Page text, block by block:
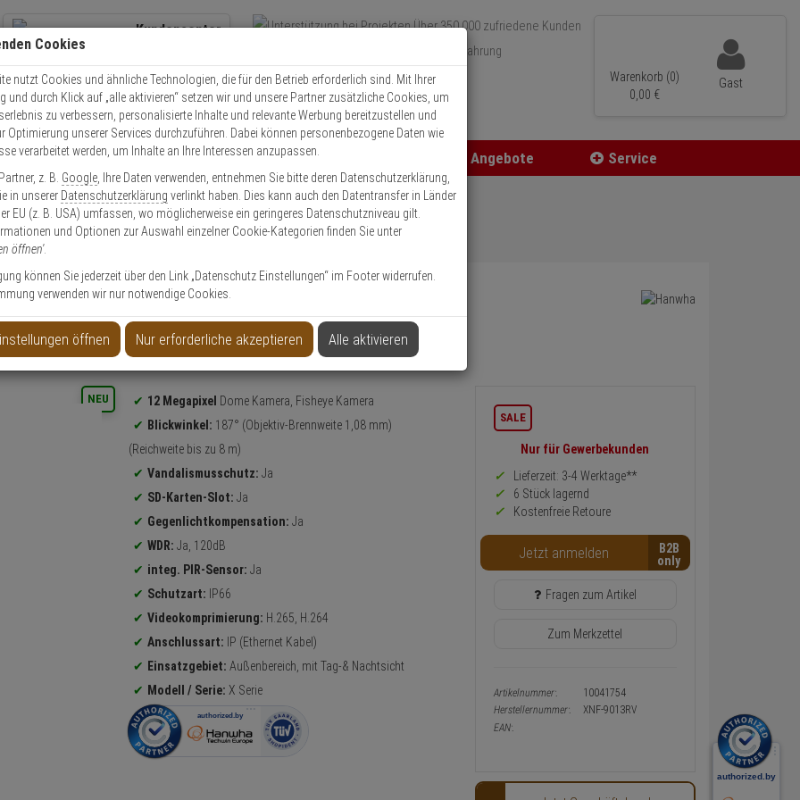
Kundencenter
Kontaktservice nutzen
Mo. - Do.: 8:00 - 16:30 Fr. 8:00 - 14:00 Uhr
Über 350.000 zufriedene Kunden
Über 15 Jahre Erfahrung
Schneller Versand
Warenkorb (0)
0, 00 €
Gast
Zutritt Einbruch Angebote Service
XNF-9013RV IP-Kamera 12MPx T/N PoE IP66 AI
12MPx T/N PoE IP66 AI
NEU Produktinformationen
12 Megapixel Dome Kamera, Fisheye Kamera
Blickwinkel: 187° (Objektiv-Brennweite 1,08 mm)
(Reichweite bis zu 8 m)
Vandalismusschutz: Ja
SD-Karten-Slot: Ja
Gegenlichtkompensation: Ja
WDR: Ja, 120dB
integ. PIR-Sensor: Ja
Schutzart: IP66
Videokomprimierung: H.265, H.264
Anschlussart: IP (Ethernet Kabel)
Einsatzgebiet: Außenbereich, mit Tag-& Nachtsicht
Modell / Serie: X Serie
Informationen
zurück
Preis,
Verfügbakeit
und
Warenkorb-
oder
Konfigurieren-
Button
SALE
Nur für Gewerbekunden
Lieferzeit: 3-4 Werktage**
6 Stück lagernd
Kostenfreie Retoure
Jetzt anmelden B2B
Fragen zum Artikel
Zum Merkzettel
Artikelnummer:
10041754
Herstellernummer:
XNF-9013RV
EAN:
Cookies
nutzt Cookies und ähnliche Technologien, die für den Betrieb erforderlich sind. Mit Ihrer
und durch Klick auf „alle aktivieren“ setzen wir und unsere Partner zusätzliche Cookies, um
zu verbessern, personalisierte Inhalte und relevante Werbung bereitzustellen und
Optimierung unserer Services durchzuführen. Dabei können personenbezogene Daten wie
verarbeitet werden, um Inhalte an Ihre Interessen anzupassen.
z. B. Google , Ihre Daten verwenden, entnehmen Sie bitte deren Datenschutzerklärung,
in unserer Datenschutzerklärung verlinkt haben. Dies kann auch den Datentransfer in Länder
EU (z. B. USA) umfassen, wo möglicherweise ein geringeres Datenschutzniveau gilt.
und Optionen zur Auswahl einzelner Cookie-Kategorien finden Sie unter
öffnen'.
können Sie jederzeit über den Link „Datenschutz Einstellungen“ im Footer widerrufen.
verwenden wir nur notwendige Cookies.
öffnen Nur erforderliche akzeptieren Alle aktivieren